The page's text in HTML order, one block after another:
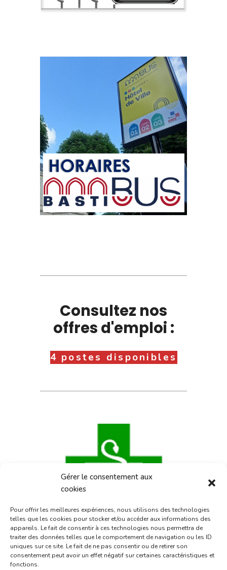
Gérer le consentement aux
cookies
Pour offrir les meilleures expériences, nous utilisons des technologies
telles que les cookies pour stocker et/ou accéder aux informations des
appareils. Le fait de consentir à ces technologies nous permettra de
traiter des données telles que le comportement de navigation ou les ID
uniques sur ce site. Le fait de ne pas consentir ou de retirer son
consentement peut avoir un effet négatif sur certaines caractéristiques et
fonctions.
Consultez nos
offres d'emploi :
4 postes disponibles
Pharmacies de
garde :